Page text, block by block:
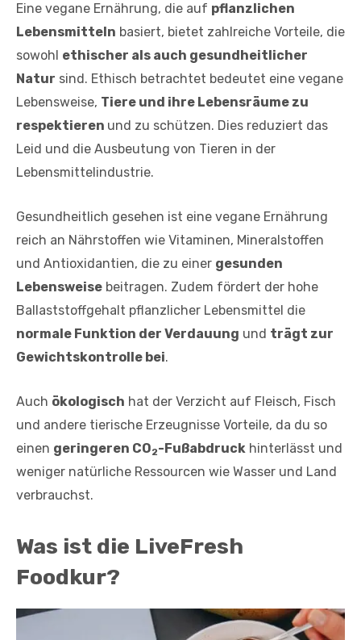
Eine vegane Ernährung, die auf pflanzlichen
Lebensmitteln basiert, bietet zahlreiche Vorteile, die
sowohl ethischer als auch gesundheitlicher
Natur sind. Ethisch betrachtet bedeutet eine vegane
Lebensweise, Tiere und ihre Lebensräume zu
respektieren und zu schützen. Dies reduziert das
Leid und die Ausbeutung von Tieren in der
Lebensmittelindustrie.
Gesundheitlich gesehen ist eine vegane Ernährung
reich an Nährstoffen wie Vitaminen, Mineralstoffen
und Antioxidantien, die zu einer gesunden
Lebensweise beitragen. Zudem fördert der hohe
Ballaststoffgehalt pflanzlicher Lebensmittel die
normale Funktion der Verdauung und trägt zur
Gewichtskontrolle bei.
Auch ökologisch hat der Verzicht auf Fleisch, Fisch
und andere tierische Erzeugnisse Vorteile, da du so
einen geringeren CO2-Fußabdruck hinterlässt und
weniger natürliche Ressourcen wie Wasser und Land
verbrauchst.
Was ist die LiveFresh
Foodkur?